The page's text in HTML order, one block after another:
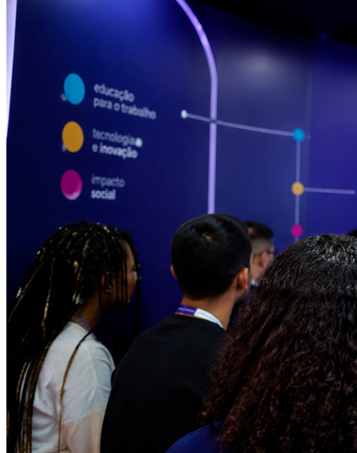
Fluminense